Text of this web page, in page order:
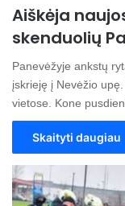
Aiškėja
skenduolių
Panevėžyje ankstų
įskrieję į Nevėžio
vietose. Kone
Skaityti daugiau